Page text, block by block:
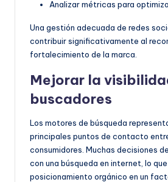
Analizar métricas para
Una gestión adecuada de redes
contribuir significativamente al
fortalecimiento de la marca.
Mejorar la
buscadores
Los motores de búsqueda
principales puntos de contacto
consumidores. Muchas decisiones
con una búsqueda en internet, lo
posicionamiento orgánico en un